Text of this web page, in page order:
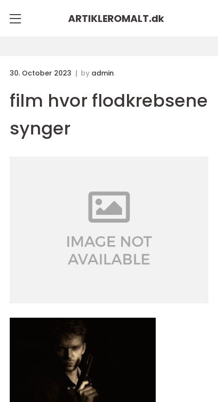
ARTIKLEROMALT.dk
30. October 2023 by admin
film hvor flodkrebsene
synger